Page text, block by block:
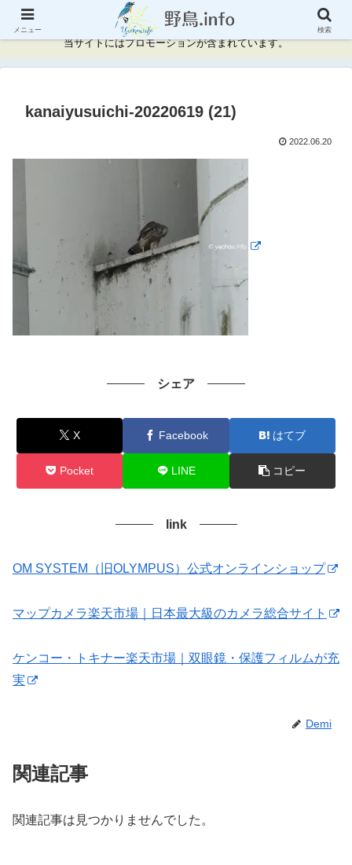
神奈川県周辺の野鳥情報と記録
当サイトにはプロモーションが含まれています。
kanaiyusuichi-20220619 (21)
2022.06.20
シェア
X Facebook はてブ
Pocket LINE コピー
link
OM SYSTEM（旧OLYMPUS）公式オンラインショップ
マップカメラ楽天市場｜日本最大級のカメラ総合サイト
ケンコー・トキナー楽天市場｜双眼鏡・保護フィルムが充
実
Demi
関連記事
関連記事は見つかりませんでした。
メニュー 検索